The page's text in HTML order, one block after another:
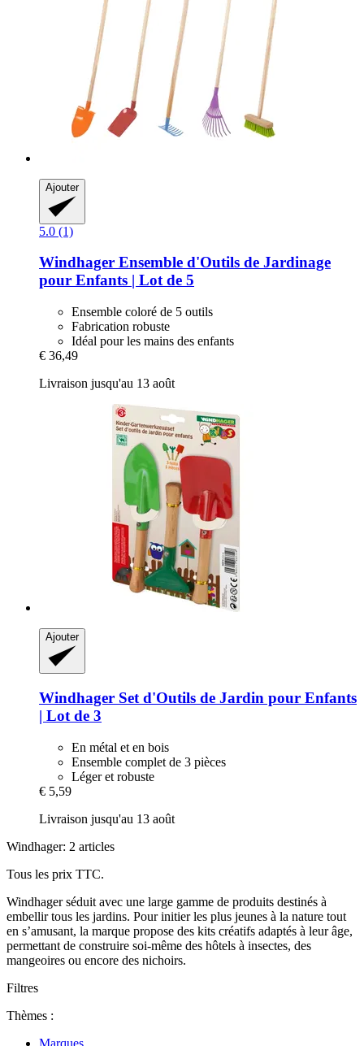
Ajouter
5.0 (1)
Windhager Ensemble d'Outils de Jardinage
pour Enfants | Lot de 5
Ensemble coloré de 5 outils
Fabrication robuste
Idéal pour les mains des enfants
€ 36,49
Livraison jusqu'au 13 août
Ajouter
Windhager Set d'Outils de Jardin pour Enfants
| Lot de 3
En métal et en bois
Ensemble complet de 3 pièces
Léger et robuste
€ 5,59
Livraison jusqu'au 13 août
Windhager: 2 articles
Tous les prix TTC.
Windhager séduit avec une large gamme de produits destinés à
embellir tous les jardins. Pour initier les plus jeunes à la nature tout
en s’amusant, la marque propose des kits créatifs adaptés à leur âge,
permettant de construire soi-même des hôtels à insectes, des
mangeoires ou encore des nichoirs.
Filtres
Thèmes :
Marques